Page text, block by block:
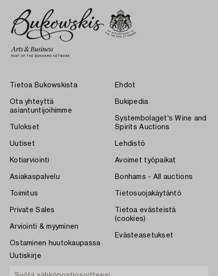
Tietoa Bukowskista
Ota yhteyttä
asiantuntijoihimme
Tulokset
Uutiset
Kotiarviointi
Asiakaspalvelu
Toimitus
Private Sales
Arviointi & myyminen
Ostaminen huutokaupassa
Ehdot
Bukipedia
Systembolaget's Wine and
Spirits Auctions
Lehdistö
Avoimet työpaikat
Bonhams - All auctions
Tietosuojakäytäntö
Tietoa evästeistä
(cookies)
Evästeasetukset
Uutiskirje